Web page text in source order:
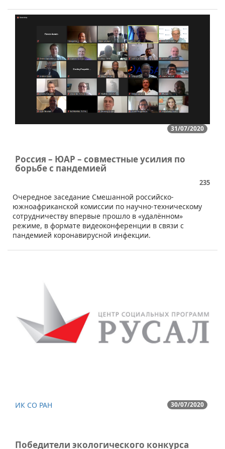
31/07/2020
Россия – ЮАР – совместные усилия по
борьбе с пандемией
235
Очередное заседание Смешанной российско-
южноафриканской комиссии по научно-техническому
сотрудничеству впервые прошло в «удалённом»
режиме, в формате видеоконференции в связи с
пандемией коронавирусной инфекции.
30/07/2020
ИК СО РАН
Победители экологического конкурса